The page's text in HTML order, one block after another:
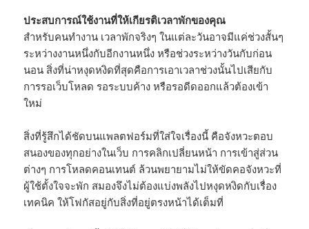
ประสบการณ์ใช้งานที่ให้เกียรติเวลาพักของคุณ
สำหรับคนทำงาน เวลาพักจริงๆ ในแต่ละวันอาจมีแค่ช่วงสั้นๆ
ระหว่างงานหนึ่งกับอีกงานหนึ่ง หรือช่วงระหว่างวันกับก่อน
นอน สิ่งที่น่าหงุดหงิดที่สุดคือการเอาเวลาช่วงนั้นไปเสียกับ
การรอเว็บโหลด รอระบบค้าง หรือรอดีดออกแล้วต้องเข้า
ใหม่
สิ่งที่รู้สึกได้ชัดบนแพลตฟอร์มที่ใส่ใจเรื่องนี้ คือจังหวะตอบ
สนองของทุกอย่างในเว็บ การคลิกเปลี่ยนหน้า การเข้าสู่ส่วน
ต่างๆ การโหลดคอนเทนต์ ล้วนพยายามไม่ให้ขัดคอจังหวะที่
ผู้ใช้ตั้งใจจะพัก สมองจึงไม่ต้องแบ่งพลังไปหงุดหงิดกับเรื่อง
เทคนิค ให้โฟกัสอยู่กับสิ่งที่อยู่ตรงหน้าได้เต็มที่